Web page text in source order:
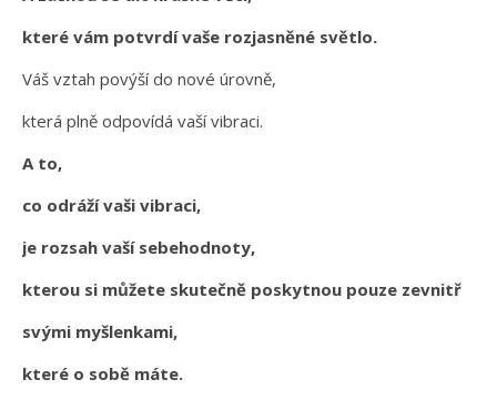
které vám potvrdí vaše rozjasněné světlo.
Váš vztah povýší do nové úrovně,
která plně odpovídá vaší vibraci.
A to,
co odráží vaši vibraci,
je rozsah vaší sebehodnoty,
kterou si můžete skutečně poskytnou pouze zevnitř
svými myšlenkami,
které o sobě máte.